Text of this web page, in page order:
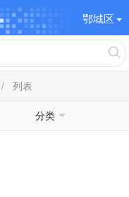
鄂城区
/ 列表
分类